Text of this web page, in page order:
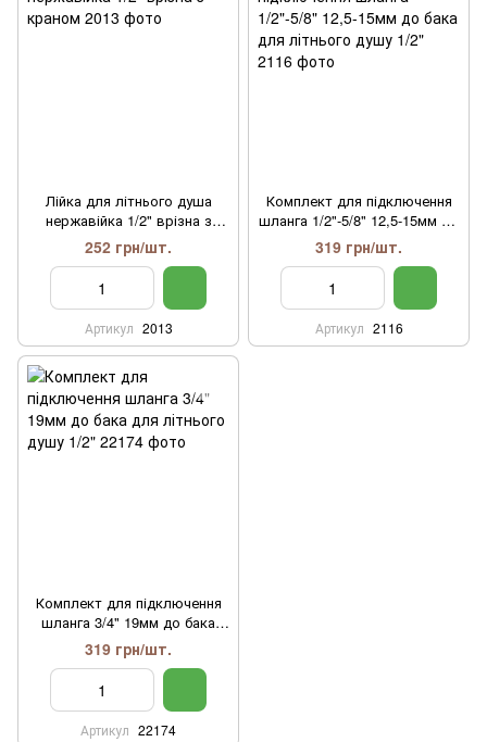
Лійка для літнього душа
нержавійка 1/2" врізна з
краном
252 грн/шт.
Артикул 2013
Комплект для підключення
шланга 1/2"-5/8" 12,5-15мм до
бака для літнього душу 1/2"
319 грн/шт.
Артикул 2116
Комплект для підключення
шланга 3/4" 19мм до бака
для літнього душу 1/2"
319 грн/шт.
Артикул 22174